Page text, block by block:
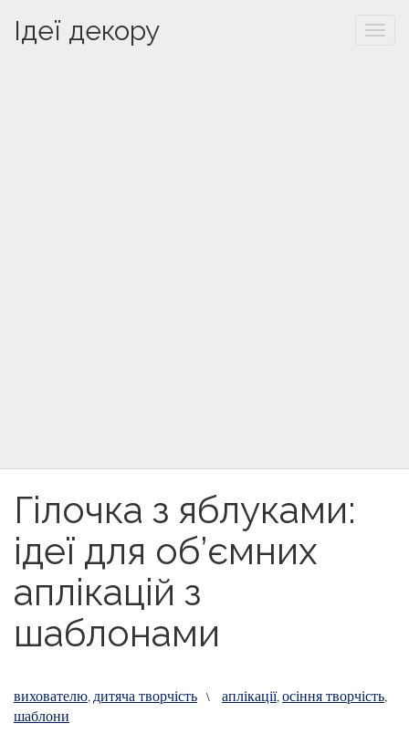
Ідеї декору
Гілочка з яблуками:
ідеї для об’ємних
аплікацій з
шаблонами
вихователю, дитяча творчість \ аплікації,осіння творчість,
шаблони